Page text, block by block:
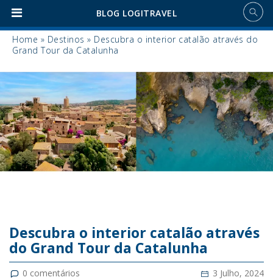
BLOG LOGITRAVEL
Home » Destinos » Descubra o interior catalão através do
Grand Tour da Catalunha
Descubra o interior catalão através
do Grand Tour da Catalunha
0 comentários 3 Julho, 2024